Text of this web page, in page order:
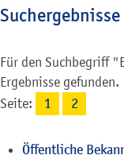
Suchergebnisse
Für den Suchbegriff
Ergebnisse gefunden.
Seite:
1 2
Öffentliche